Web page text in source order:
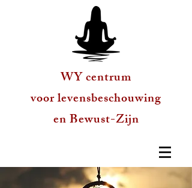
WY centrum
voor levensbeschouwing
en Bewust-Zijn